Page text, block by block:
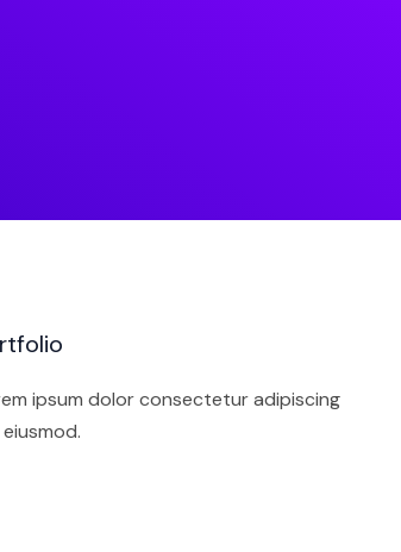
ipsum dolor consectetur adipiscing